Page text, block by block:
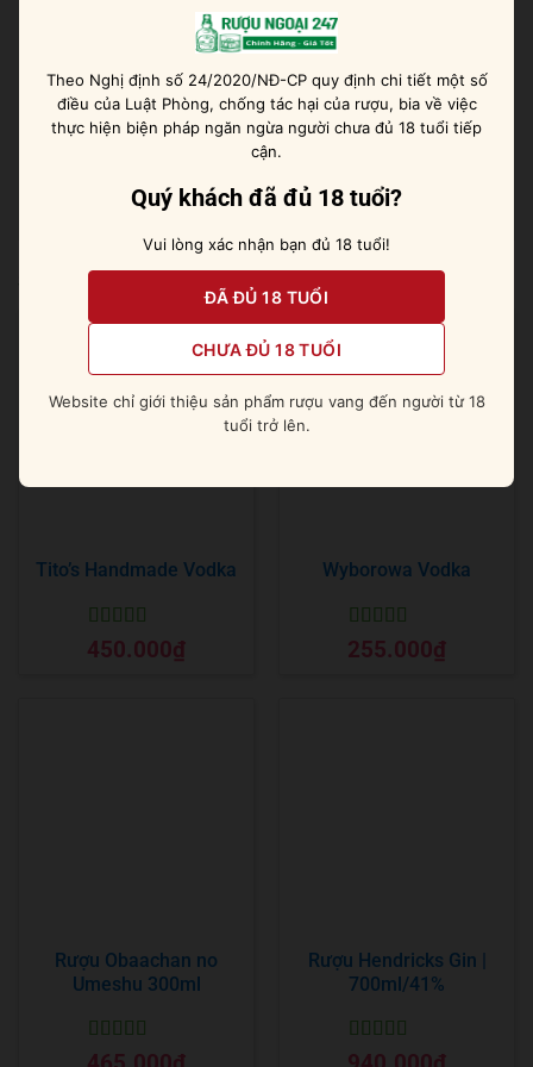
Gợi ý thưởng thức rượu
Một chai vodka hảo hạng để pha chế cùng những đồ
uống có cồn khác, tạo thành cocktail tuyệt vời. Ngoài
ra, bạn có thể uống rượu nguyên bản sau khi ướp lạnh
hoặc thêm đá viên.
Sản phẩm tương tự
Tito’s Handmade Vodka
Được xếp
hạng55 sao
450.000₫
Wyborowa Vodka
Được xếp
hạng55 sao
255.000₫
Rượu Obaachan no
Umeshu 300ml
Được xếp
Rượu Hendricks Gin |
700ml/41%
Được xếp
Theo Nghị định số 24/2020/NĐ-CP quy định chi tiết một số
điều của Luật Phòng, chống tác hại của rượu, bia về việc
thực hiện biện pháp ngăn ngừa người chưa đủ 18 tuổi tiếp
cận.
Quý khách đã đủ 18 tuổi?
Vui lòng xác nhận bạn đủ 18 tuổi!
ĐÃ ĐỦ 18 TUỔI
CHƯA ĐỦ 18 TUỔI
Website chỉ giới thiệu sản phẩm rượu vang đến người từ 18
tuổi trở lên.